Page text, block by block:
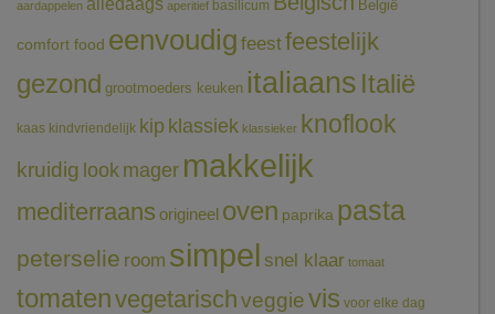
aardappelen alledaags aperitief basilicum België
comfort food eenvoudig feestfeestelijk
gezond grootmoeders keuken italiaans Italië
kaas kindvriendelijk kip klassiek klassieker knoflook
kruidig look mager makkelijk
mediterraans origineel oven paprika pasta
peterselie room simpel snel klaar tomaat
tomatenvegetarischveggievis voor elke dag